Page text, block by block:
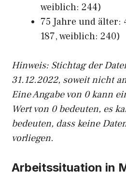
weiblich: 244)
75 Jahre und älter:
187, weiblich: 240)
Hinweis: Stichtag der
31.12.2022, soweit nicht
Eine Angabe von 0 kann
Wert von 0 bedeuten, es
bedeuten, dass keine
vorliegen.
Arbeitssituation in